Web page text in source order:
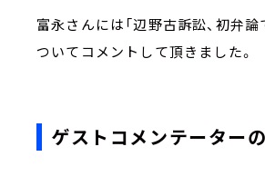
富永さんには「辺野古訴訟、初弁
ついてコメントして頂きました。
ゲストコメンテーター